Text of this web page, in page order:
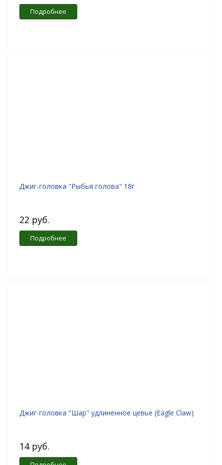
Подробнее
Джиг-головка "Рыбья голова" 18г
22 руб.
Подробнее
Джиг-головка "Шар" удлиненное цевье (Eagle Claw)
14 руб.